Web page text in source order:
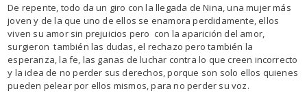
De repente, todo da un giro con la llegada de Nina, una mujer más
joven y de la que uno de ellos se enamora perdidamente, ellos
viven su amor sin prejuicios pero con la aparición del amor,
surgieron también las dudas, el rechazo pero también la
esperanza, la fe, las ganas de luchar contra lo que creen incorrecto
y la idea de no perder sus derechos, porque son solo ellos quienes
pueden pelear por ellos mismos, para no perder su voz.